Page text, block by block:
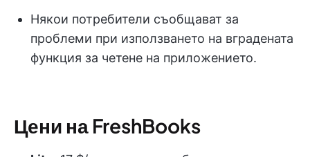
Някои потребители съобщават за
проблеми при използването на вградената
функция за четене на приложението.
Цени на FreshBooks